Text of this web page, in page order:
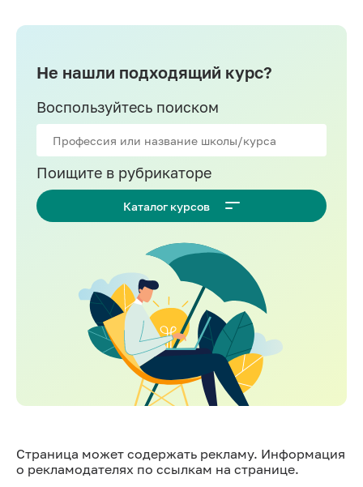
Не нашли подходящий курс?
Воспользуйтесь поиском
Поищите в рубрикаторе
Каталог курсов
Страница может содержать рекламу. Информация
о рекламодателях по ссылкам на странице.